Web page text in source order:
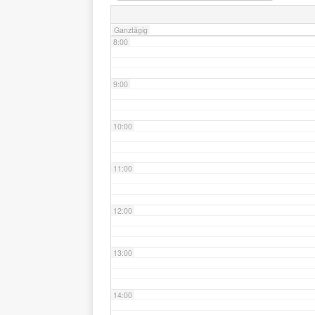
Ganztägig
8:00
9:00
10:00
11:00
12:00
13:00
14:00